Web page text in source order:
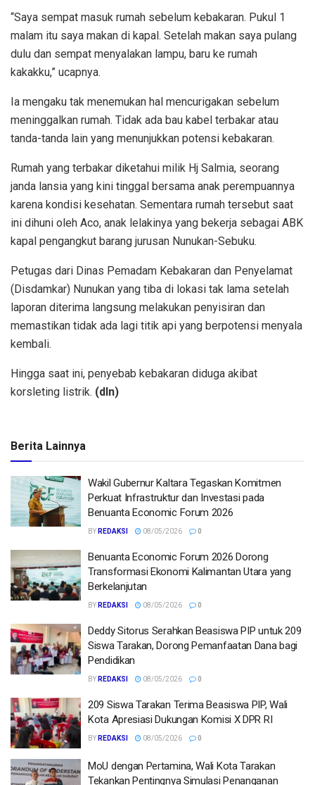
“Saya sempat masuk rumah sebelum kebakaran. Pukul 1
malam itu saya makan di kapal. Setelah makan saya pulang
dulu dan sempat menyalakan lampu, baru ke rumah
kakakku,” ucapnya.
Ia mengaku tak menemukan hal mencurigakan sebelum
meninggalkan rumah. Tidak ada bau kabel terbakar atau
tanda-tanda lain yang menunjukkan potensi kebakaran.
Rumah yang terbakar diketahui milik Hj Salmia, seorang
janda lansia yang kini tinggal bersama anak perempuannya
karena kondisi kesehatan. Sementara rumah tersebut saat
ini dihuni oleh Aco, anak lelakinya yang bekerja sebagai ABK
kapal pengangkut barang jurusan Nunukan-Sebuku.
Petugas dari Dinas Pemadam Kebakaran dan Penyelamat
(Disdamkar) Nunukan yang tiba di lokasi tak lama setelah
laporan diterima langsung melakukan penyisiran dan
memastikan tidak ada lagi titik api yang berpotensi menyala
kembali.
Hingga saat ini, penyebab kebakaran diduga akibat
korsleting listrik. (dln)
Berita Lainnya
Wakil Gubernur Kaltara Tegaskan Komitmen
Perkuat Infrastruktur dan Investasi pada
Benuanta Economic Forum 2026
BY REDAKSI 08/05/2026 0
Benuanta Economic Forum 2026 Dorong
Transformasi Ekonomi Kalimantan Utara yang
Berkelanjutan
BY REDAKSI 08/05/2026 0
Deddy Sitorus Serahkan Beasiswa PIP untuk 209
Siswa Tarakan, Dorong Pemanfaatan Dana bagi
Pendidikan
BY REDAKSI 08/05/2026 0
209 Siswa Tarakan Terima Beasiswa PIP, Wali
Kota Apresiasi Dukungan Komisi X DPR RI
BY REDAKSI 08/05/2026 0
MoU dengan Pertamina, Wali Kota Tarakan
Tekankan Pentingnya Simulasi Penanganan